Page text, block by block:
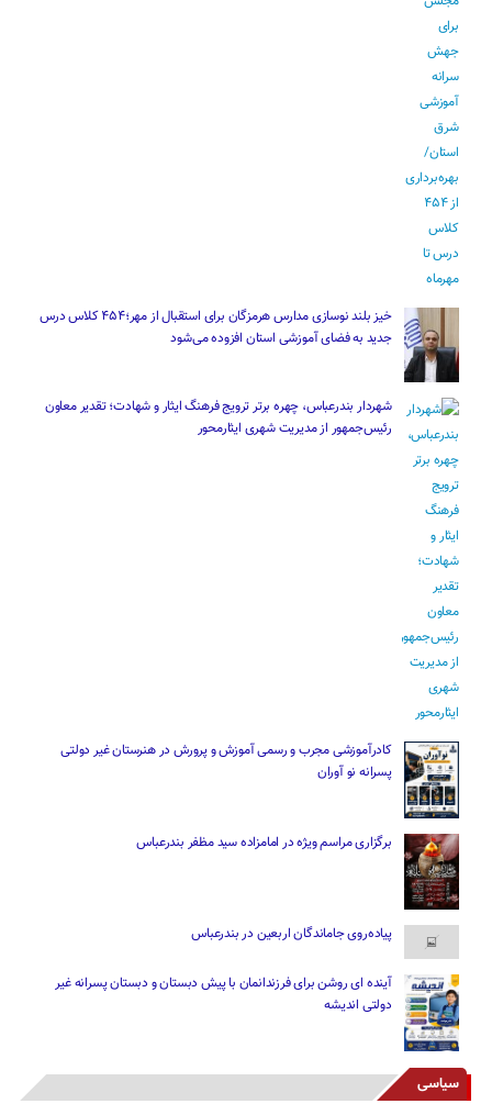
خیز بلند نوسازی مدارس هرمزگان برای استقبال از مهر؛۴۵۴ کلاس درس
جدید به فضای آموزشی استان افزوده می‌شود
شهردار بندرعباس، چهره برتر ترویج فرهنگ ایثار و شهادت؛ تقدیر معاون
رئیس‌جمهور از مدیریت شهری ایثارمحور
کادرآموزشی مجرب و رسمی آموزش و پرورش در هنرستان غیر دولتی
پسرانه نو آوران
برگزاری مراسم ویژه در امامزاده سید مظفر بندرعباس
پیاده‌روی جاماندگان اربعین در بندرعباس
آینده ای روشن برای فرزندانمان با پیش دبستان و دبستان پسرانه غیر
دولتی اندیشه
سیاسی